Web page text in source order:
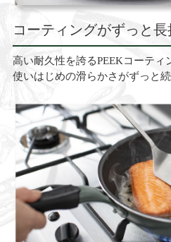
コーティングがずっと長
高い耐久性を誇るPEEKコーティ
使いはじめの滑らかさがずっと続